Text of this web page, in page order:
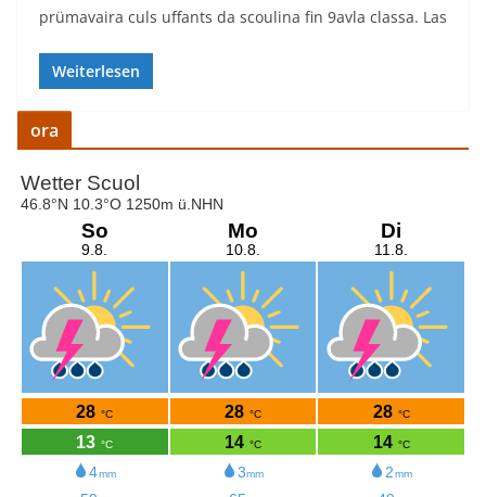
prümavaira culs uffants da scoulina fin 9avla classa. Las
Weiterlesen
ora